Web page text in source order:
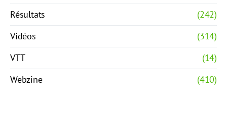
Résultats
(242)
Vidéos
(314)
VTT
(14)
Webzine
(410)